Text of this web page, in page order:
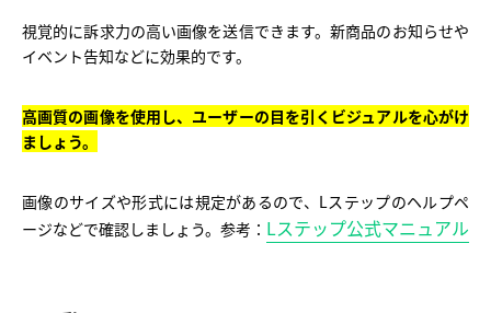
視覚的に訴求力の高い画像を送信できます。新商品のお知らせや
イベント告知などに効果的です。
高画質の画像を使用し、ユーザーの目を引くビジュアルを心がけ
ましょう。
画像のサイズや形式には規定があるので、Lステップのヘルプペ
ージなどで確認しましょう。参考： Lステップ公式マニュアル